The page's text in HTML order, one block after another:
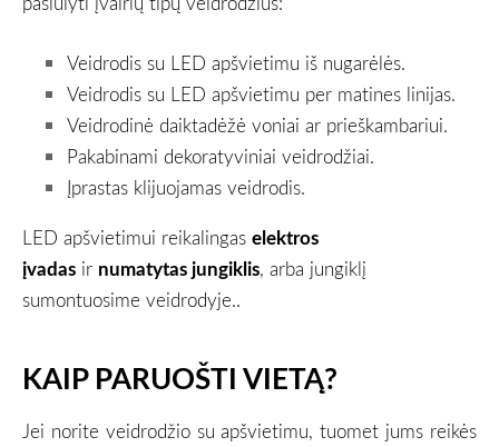
Veidrodis su LED apšvietimu iš nugarėlės.
Veidrodis su LED apšvietimu per matines linijas.
Veidrodinė daiktadėžė voniai ar prieškambariui.
Pakabinami dekoratyviniai veidrodžiai.
Įprastas klijuojamas veidrodis.
LED apšvietimui reikalingas elektros
įvadas ir numatytas jungiklis, arba jungiklį
sumontuosime veidrodyje..
KAIP PARUOŠTI VIETĄ?
Jei norite veidrodžio su apšvietimu, tuomet jums reikės